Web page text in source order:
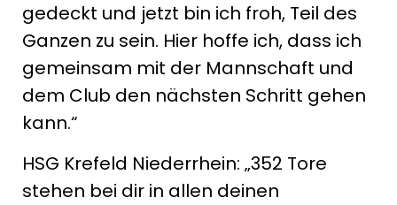
gedeckt und jetzt bin ich froh, Teil des
Ganzen zu sein. Hier hoffe ich, dass ich
gemeinsam mit der Mannschaft und
dem Club den nächsten Schritt gehen
kann.“
HSG Krefeld Niederrhein: „352 Tore
stehen bei dir in allen deinen